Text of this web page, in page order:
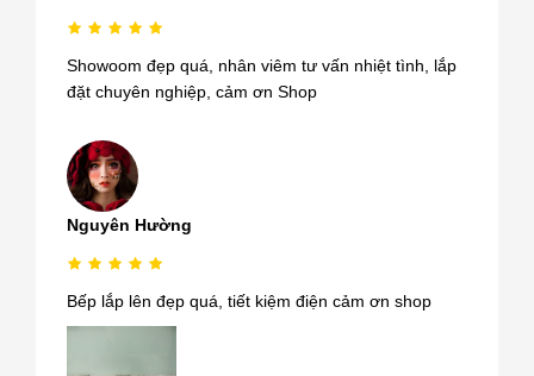
Showoom đẹp quá, nhân viêm tư vấn nhiệt tình, lắp
đặt chuyên nghiệp, cảm ơn Shop
Nguyên Hường
Bếp lắp lên đẹp quá, tiết kiệm điện cảm ơn shop